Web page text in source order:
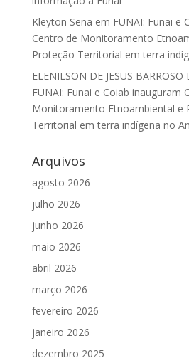
Kleyton Sena em FUNAI: Funai e
Centro de Monitoramento
Proteção Territorial em terra
ELENILSON DE JESUS BARROSO
FUNAI: Funai e Coiab inauguram
Monitoramento Etnoambiental e
Territorial em terra indígena no
Arquivos
agosto 2026
julho 2026
junho 2026
maio 2026
abril 2026
março 2026
fevereiro 2026
janeiro 2026
dezembro 2025